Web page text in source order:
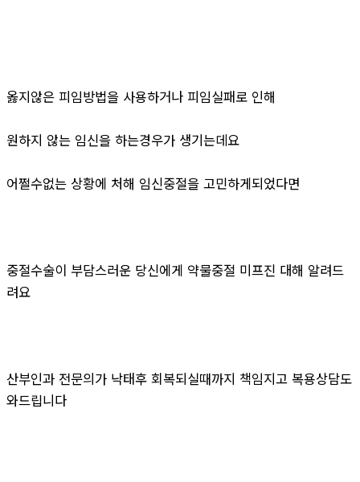
옳지않은 피임방법을 사용하거나 피임실패로 인해
원하지 않는 임신을 하는경우가 생기는데요
어쩔수없는 상황에 처해 임신중절을 고민하게되었다면
중절수술이 부담스러운 당신에게 약물중절 미프진 대해 알려드
려요
산부인과 전문의가 낙태후 회복되실때까지 책임지고 복용상담도
와드립니다